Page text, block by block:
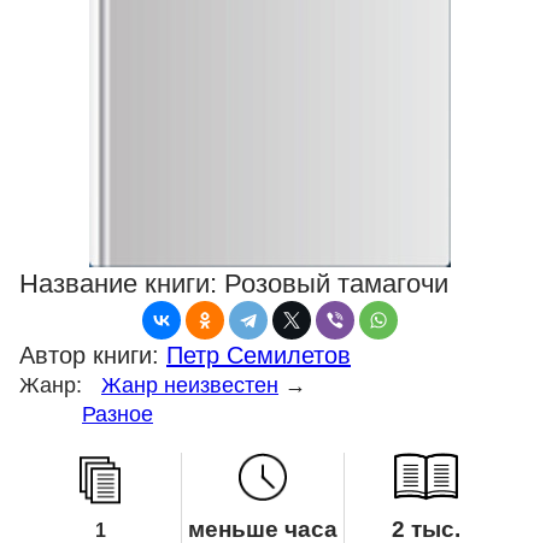
Название книги: Розовый тамагочи
Автор книги: Петр Семилетов
Жанр: Жанр неизвестен →
Разное
1
меньше часа 2 тыс.